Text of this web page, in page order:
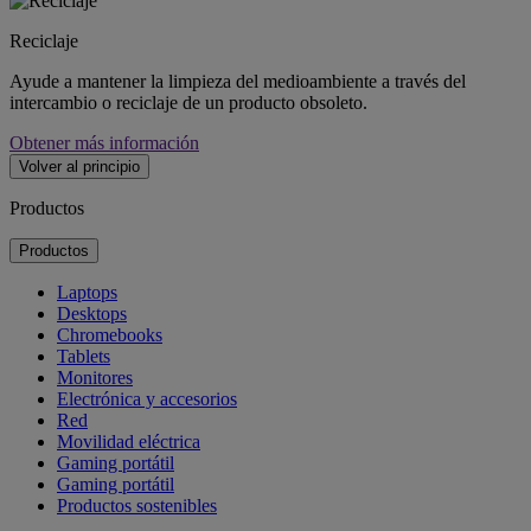
Reciclaje
Ayude a mantener la limpieza del medioambiente a través del
intercambio o reciclaje de un producto obsoleto.
Obtener más información
Volver al principio
Productos
Productos
Laptops
Desktops
Chromebooks
Tablets
Monitores
Electrónica y accesorios
Red
Movilidad eléctrica
Gaming portátil
Gaming portátil
Productos sostenibles